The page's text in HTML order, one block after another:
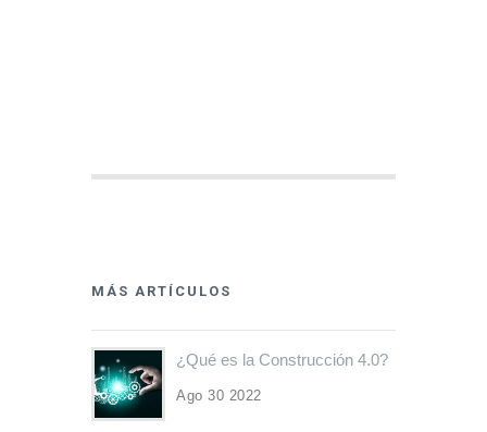
MÁS ARTÍCULOS
¿Qué es la Construcción 4.0?
Ago 30 2022